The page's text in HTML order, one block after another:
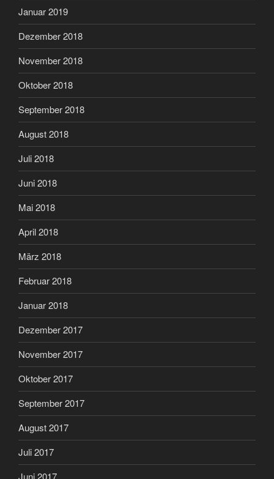
Januar 2019
Dezember 2018
November 2018
Oktober 2018
September 2018
August 2018
Juli 2018
Juni 2018
Mai 2018
April 2018
März 2018
Februar 2018
Januar 2018
Dezember 2017
November 2017
Oktober 2017
September 2017
August 2017
Juli 2017
Juni 2017